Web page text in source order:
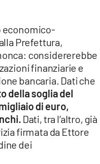
economico-
Prefettura,
considererebbe
finanziarie e
bancaria. Dati che
della soglia del
di euro,
Dati, tra l’altro, già
firmata da Ettore
dei